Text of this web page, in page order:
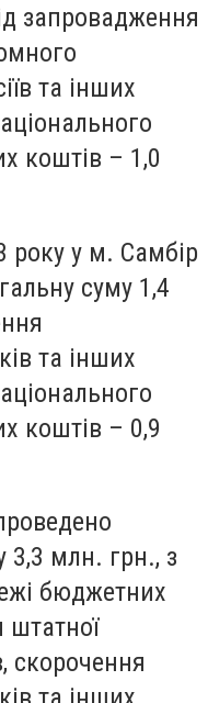
запровадження
та інших
коштів – 1,0
року у м. Самбір
суму 1,4
та інших
коштів – 0,9
3,3 млн. грн., з
бюджетних
штатної
скорочення